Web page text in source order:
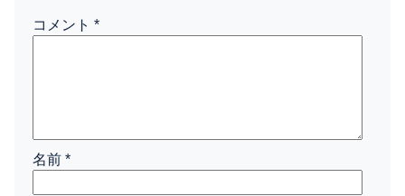
コメント *
名前 *